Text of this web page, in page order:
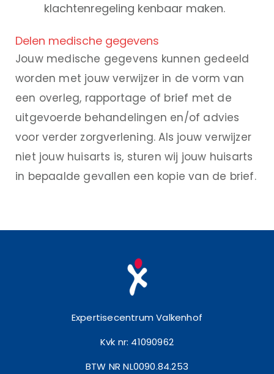
klachtenregeling kenbaar maken.
Delen medische gegevens
Jouw medische gegevens kunnen gedeeld
worden met jouw verwijzer in de vorm van
een overleg, rapportage of brief met de
uitgevoerde behandelingen en/of advies
voor verder zorgverlening. Als jouw verwijzer
niet jouw huisarts is, sturen wij jouw huisarts
in bepaalde gevallen een kopie van de brief.
Expertisecentrum Valkenhof
Kvk nr: 41090962
BTW NR NL0090.84.253